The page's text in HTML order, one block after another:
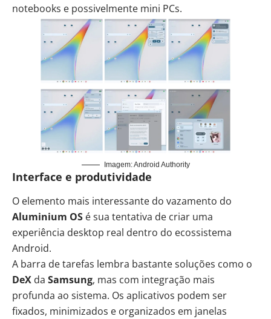
notebooks e possivelmente mini PCs.
Imagem: Android Authority
Interface e produtividade
O elemento mais interessante do vazamento do
Aluminium OS é sua tentativa de criar uma
experiência desktop real dentro do ecossistema
Android.
A barra de tarefas lembra bastante soluções como o
DeX da Samsung, mas com integração mais
profunda ao sistema. Os aplicativos podem ser
fixados, minimizados e organizados em janelas